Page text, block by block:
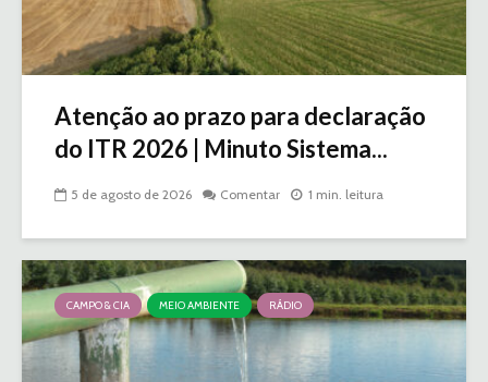
Atenção ao prazo para declaração
do ITR 2026 | Minuto Sistema...
5 de agosto de 2026 Comentar 1 min. leitura
CAMPO & CIA MEIO AMBIENTE RÁDIO